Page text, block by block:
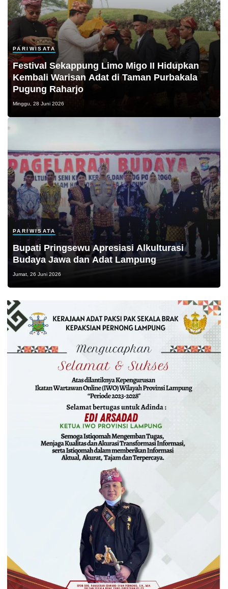
PARIWISATA
Festival Sekappung Limo Migo II Hidupkan
Kembali Warisan Adat di Taman Purbakala
Pugung Raharjo
Minggu, 28 Juni 2026
PARIWISATA
Bupati Pringsewu Apresiasi Alkulturasi
Budaya Jawa dan Adat Lampung
Jumat, 26 Juni 2026